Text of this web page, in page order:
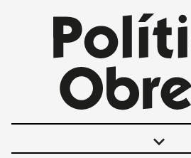
keyboard_arrow_down